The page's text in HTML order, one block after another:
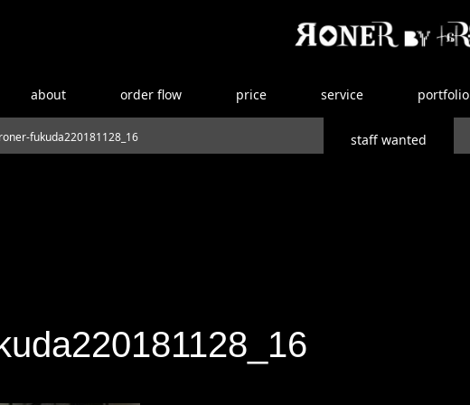
about order flow price service portfolio
staff wanted
roner-fukuda220181128_16